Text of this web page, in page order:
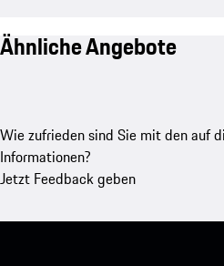
Ähnliche Angebote
Wie zufrieden sind Sie mit den auf
Informationen?
Jetzt Feedback geben